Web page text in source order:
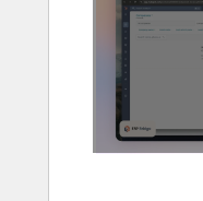
andere
Elemente
anzuzeigen